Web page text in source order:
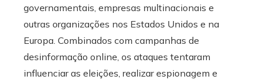
governamentais, empresas multinacionais e
outras organizações nos Estados Unidos e na
Europa. Combinados com campanhas de
desinformação online, os ataques tentaram
influenciar as eleições, realizar espionagem e